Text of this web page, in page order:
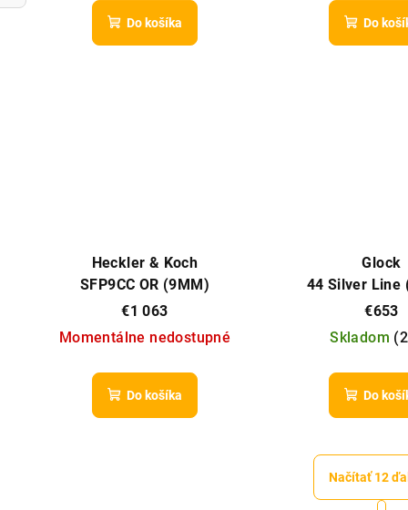
Do košíka Do
SFP9CC OR (9MM)
Heckler & Koch
€1 063
Momentálne nedostupné
Do košíka
44 Silver Line
Glock
€653
Skladom (
Do
Načítať 12